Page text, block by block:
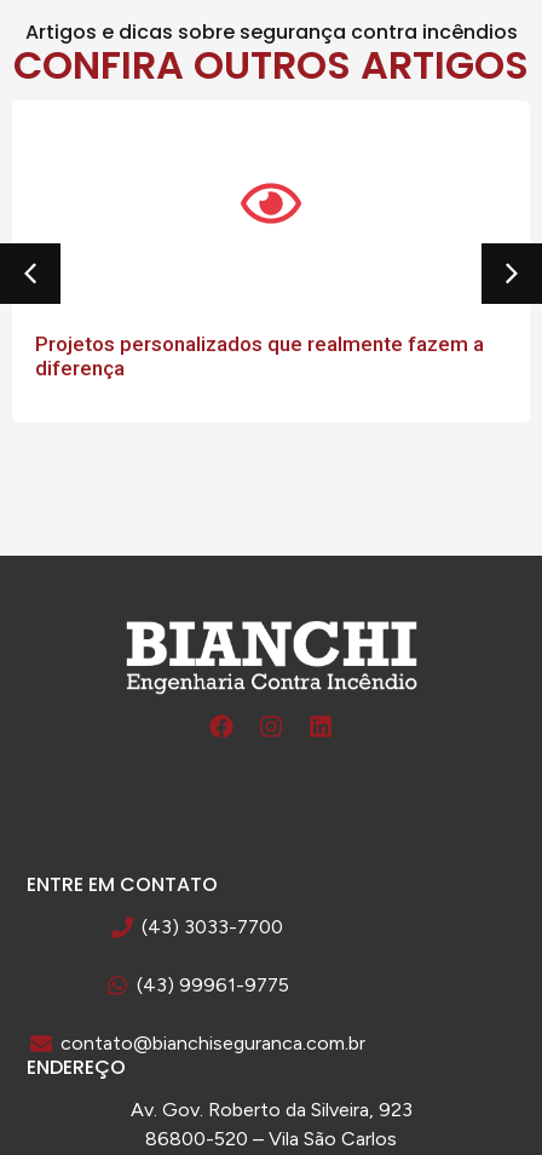
Artigos e dicas sobre segurança contra incêndios
CONFIRA OUTROS ARTIGOS
Projetos personalizados que realmente fazem a
diferença
ENTRE EM CONTATO
(43) 3033-7700
(43) 99961-9775
contato@bianchiseguranca.com.br
ENDEREÇO
Av. Gov. Roberto da Silveira, 923
86800-520 – Vila São Carlos